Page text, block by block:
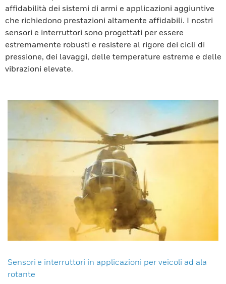
affidabilità dei sistemi di armi e applicazioni aggiuntive
che richiedono prestazioni altamente affidabili. I nostri
sensori e interruttori sono progettati per essere
estremamente robusti e resistere al rigore dei cicli di
pressione, dei lavaggi, delle temperature estreme e delle
vibrazioni elevate.
Sensori e interruttori in applicazioni per veicoli ad ala
rotante